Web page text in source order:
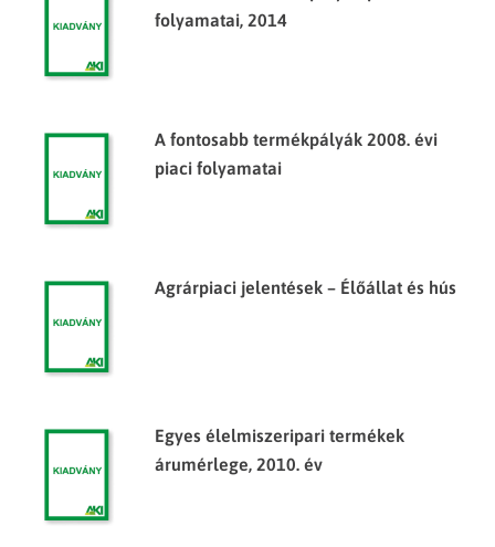
folyamatai, 2014
A fontosabb termékpályák 2008. évi
piaci folyamatai
Agrárpiaci jelentések – Élőállat és hús
Egyes élelmiszeripari termékek
árumérlege, 2010. év